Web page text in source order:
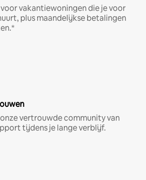
vakantiewoningen die je voor
plus maandelijkse betalingen
vertrouwde community van
tijdens je lange verblijf.